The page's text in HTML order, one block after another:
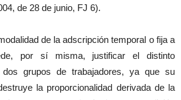
de 28 de junio, FJ 6).
de la adscripción temporal o fija a
por sí misma, justificar el distinto
grupos de trabajadores, ya que su
la proporcionalidad derivada de la